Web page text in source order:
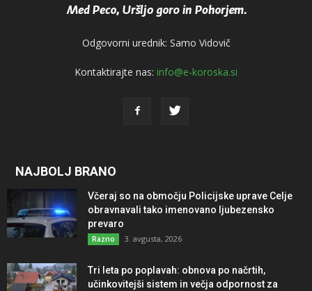
Odgovorni urednik: Samo Vidovič
Kontaktirajte nas: info@e-koroska.si
NAJBOLJ BRANO
Včeraj so na območju Policijske uprave Celje
obravnavali tako imenovano ljubezensko
prevaro
Razno 3. avgusta, 2026
Tri leta po poplavah: obnova po načrtih,
učinkovitejši sistem in večja odpornost za